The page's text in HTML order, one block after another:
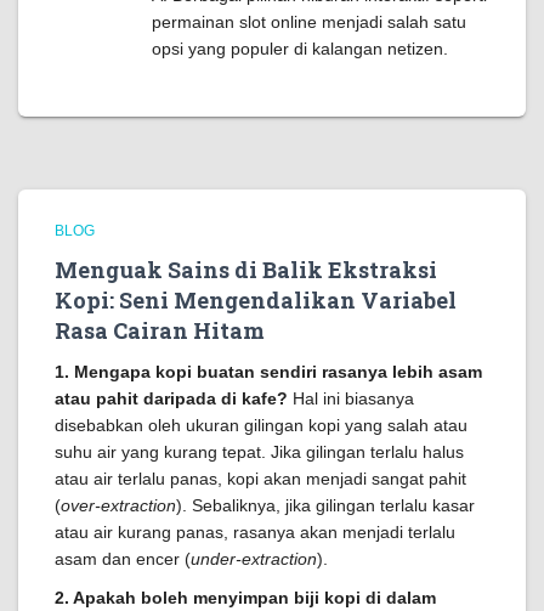
permainan slot online menjadi salah satu
opsi yang populer di kalangan netizen.
BLOG
Menguak Sains di Balik Ekstraksi
Kopi: Seni Mengendalikan Variabel
Rasa Cairan Hitam
1. Mengapa kopi buatan sendiri rasanya lebih asam
atau pahit daripada di kafe? Hal ini biasanya
disebabkan oleh ukuran gilingan kopi yang salah atau
suhu air yang kurang tepat. Jika gilingan terlalu halus
atau air terlalu panas, kopi akan menjadi sangat pahit
(over-extraction). Sebaliknya, jika gilingan terlalu kasar
atau air kurang panas, rasanya akan menjadi terlalu
asam dan encer (under-extraction).
2. Apakah boleh menyimpan biji kopi di dalam